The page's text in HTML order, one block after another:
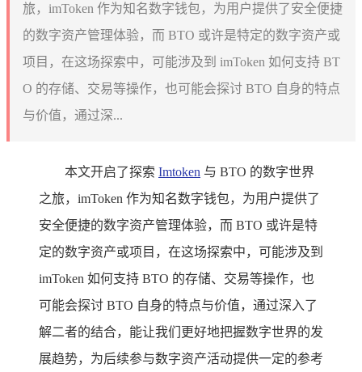
旅，imToken 作为知名数字钱包，为用户提供了安全便捷
的数字资产管理体验，而 BTO 或许是特定的数字资产或
项目，在这场探索中，可能涉及到 imToken 如何支持 BT
O 的存储、交易等操作，也可能会探讨 BTO 自身的特点
与价值，通过深...
本文开启了探索 Imtoken 与 BTO 的数字世界
之旅，imToken 作为知名数字钱包，为用户提供了
安全便捷的数字资产管理体验，而 BTO 或许是特
定的数字资产或项目，在这场探索中，可能涉及到
imToken 如何支持 BTO 的存储、交易等操作，也
可能会探讨 BTO 自身的特点与价值，通过深入了
解二者的结合，能让我们更好地把握数字世界的发
展趋势，为后续参与数字资产活动提供一定的参考